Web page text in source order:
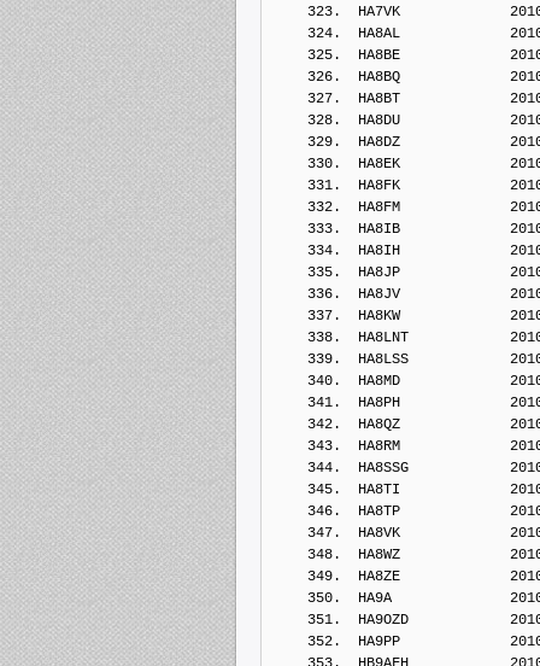
323.  HA7VK
324.  HA8AL
325.  HA8BE
326.  HA8BQ
327.  HA8BT
328.  HA8DU
329.  HA8DZ
330.  HA8EK
331.  HA8FK
332.  HA8FM
333.  HA8IB
334.  HA8IH
335.  HA8JP
336.  HA8JV
337.  HA8KW
338.  HA8LNT
339.  HA8LSS
340.  HA8MD
341.  HA8PH
342.  HA8QZ
343.  HA8RM
344.  HA8SSG
345.  HA8TI
346.  HA8TP
347.  HA8VK
348.  HA8WZ
349.  HA8ZE
350.  HA9A
351.  HA9OZD
352.  HA9PP